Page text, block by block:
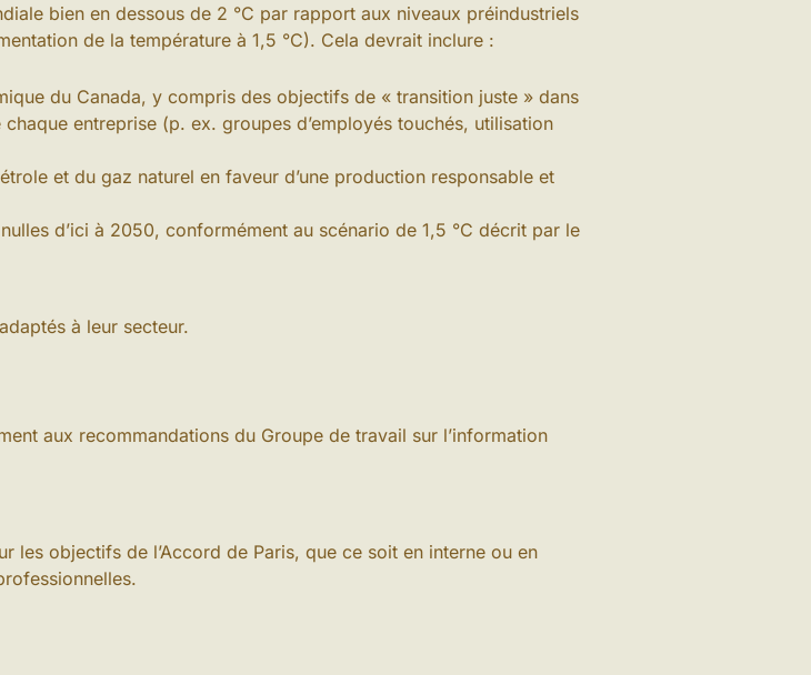
bien en dessous de 2 °C par rapport aux niveaux préindustriels
de la température à 1,5 °C). Cela devrait inclure :
du Canada, y compris des objectifs de « transition juste » dans
entreprise (p. ex. groupes d’employés touchés, utilisation
et du gaz naturel en faveur d’une production responsable et
d’ici à 2050, conformément au scénario de 1,5 °C décrit par le
à leur secteur.
aux recommandations du Groupe de travail sur l’information
les objectifs de l’Accord de Paris, que ce soit en interne ou en